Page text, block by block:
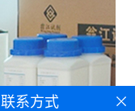
联系方式